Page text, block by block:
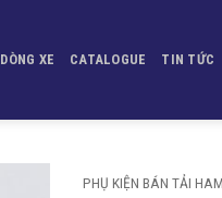
DÒNG XE CATALOGUE TIN TỨC
PHỤ KIỆN BÁN TẢI